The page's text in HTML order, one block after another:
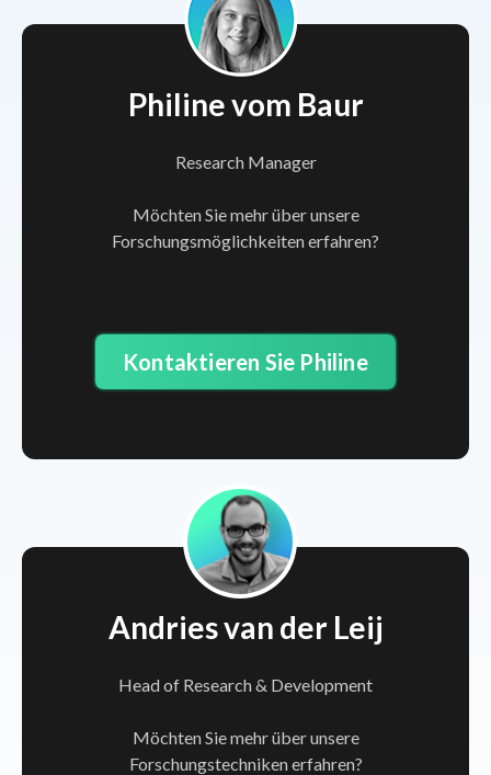
Philine vom Baur
Research Manager
Möchten Sie mehr über unsere
Forschungsmöglichkeiten erfahren?
Kontaktieren Sie Philine
Andries van der Leij
Head of Research & Development
Möchten Sie mehr über unsere
Forschungstechniken erfahren?